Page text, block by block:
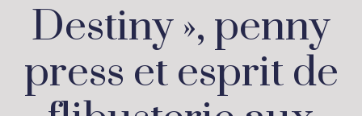
Destiny », penny
press et esprit de